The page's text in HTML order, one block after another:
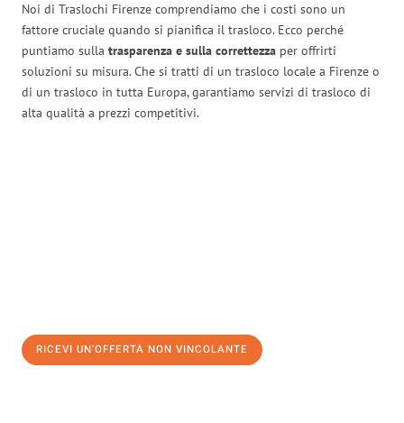
Noi di Traslochi Firenze comprendiamo che i costi sono un
fattore cruciale quando si pianifica il trasloco. Ecco perché
puntiamo sulla trasparenza e sulla correttezza per offrirti
soluzioni su misura. Che si tratti di un trasloco locale a Firenze o
di un trasloco in tutta Europa, garantiamo servizi di trasloco di
alta qualità a prezzi competitivi.
RICEVI UN'OFFERTA NON VINCOLANTE